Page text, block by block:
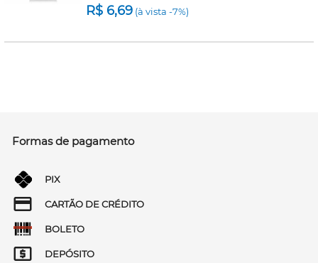
R$ 6,69 (à vista -7%)
Formas de pagamento
PIX
CARTÃO DE CRÉDITO
BOLETO
DEPÓSITO